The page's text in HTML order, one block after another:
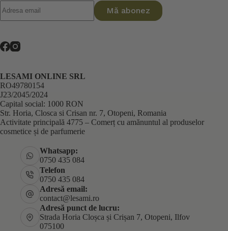
Mă abonez
LESAMI ONLINE SRL
RO49780154
J23/2045/2024
Capital social: 1000 RON
Str. Horia, Closca si Crisan nr. 7, Otopeni, Romania
Activitate principală 4775 – Comerț cu amănuntul al produselor
cosmetice și de parfumerie
Whatsapp:
0750 435 084
Telefon
0750 435 084
Adresă email:
contact@lesami.ro
Adresă punct de lucru:
Strada Horia Cloșca și Crișan 7, Otopeni, Ilfov
075100